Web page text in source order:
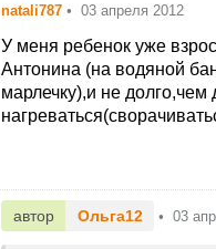
natali787 • 03 апреля 2012
У меня ребенок уже
Антонина (на водяной
марлечку),и не долго,чем
автор Ольга12 • 03